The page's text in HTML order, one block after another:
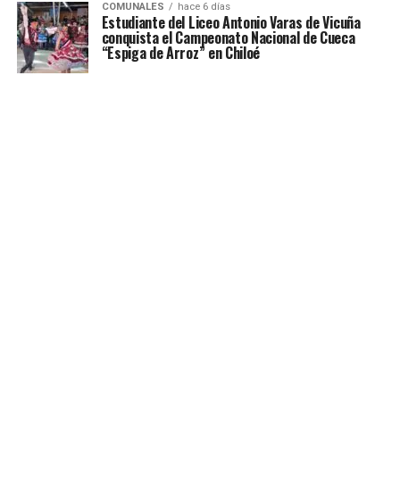
COMUNALES hace 6 días
Estudiante del Liceo Antonio Varas de Vicuña
conquista el Campeonato Nacional de Cueca
“Espiga de Arroz” en Chiloé